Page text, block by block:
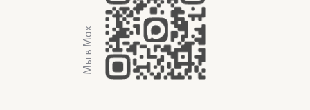
Мы в Max